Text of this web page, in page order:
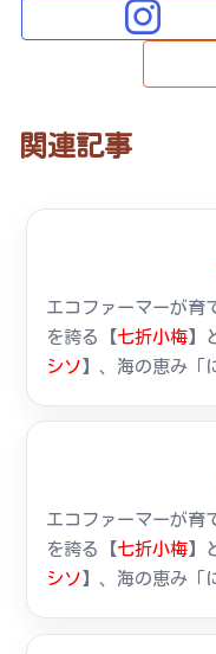
関連記事
エコファーマーが育
を誇る【七折小梅】
シソ 】、海の恵み「
干です。内容量：
賞味期限：製造より
エコファーマーが育
を誇る【七折小梅 】
シソ 】、海の恵み「
干です。内容量：